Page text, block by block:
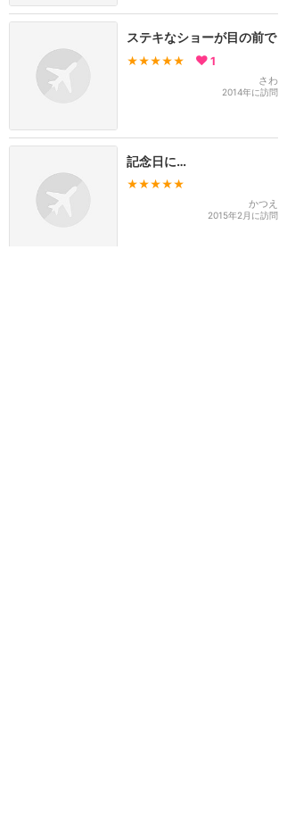
ステキなショーが目の前で
★★★★★ 1
さわ
2014年に訪問
記念日に…
★★★★★
かつえ
2015年2月に訪問